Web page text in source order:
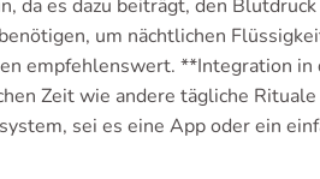
da es dazu beiträgt, den
um nächtlichen
empfehlenswert. **Integration
Zeit wie andere tägliche
sei es eine App oder ein